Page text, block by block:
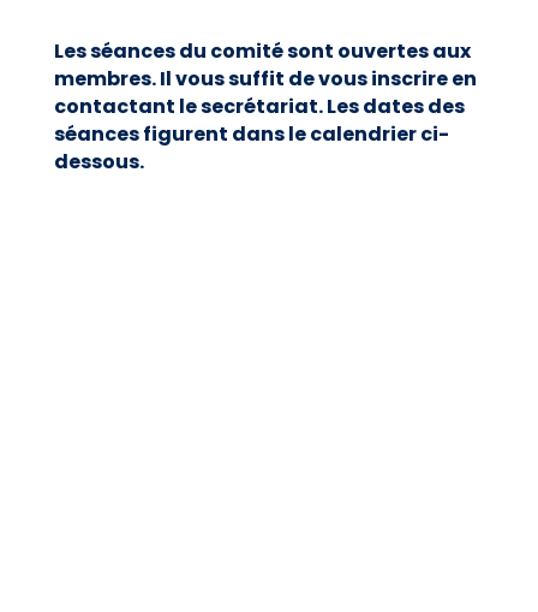
Les séances du comité sont ouvertes aux
membres. Il vous suffit de vous inscrire en
contactant le secrétariat. Les dates des
séances figurent dans le calendrier ci-
dessous.